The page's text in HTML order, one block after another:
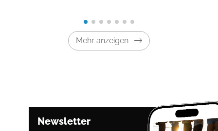
Mehr anzeigen
Newsletter